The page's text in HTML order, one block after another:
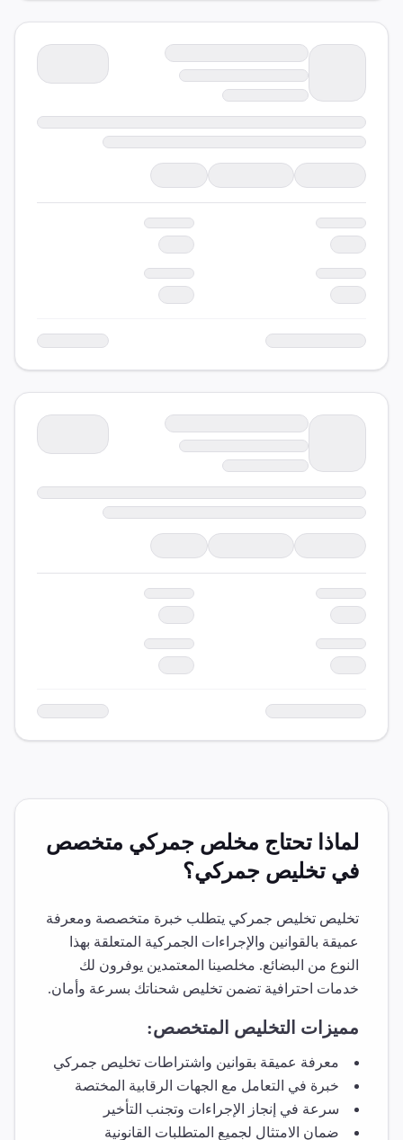
لماذا تحتاج مخلص جمركي متخصص
في تخليص جمركي؟
تخليص تخليص جمركي يتطلب خبرة متخصصة ومعرفة
عميقة بالقوانين والإجراءات الجمركية المتعلقة بهذا
النوع من البضائع. مخلصينا المعتمدين يوفرون لك
خدمات احترافية تضمن تخليص شحناتك بسرعة وأمان.
مميزات التخليص المتخصص:
معرفة عميقة بقوانين واشتراطات تخليص جمركي
خبرة في التعامل مع الجهات الرقابية المختصة
سرعة في إنجاز الإجراءات وتجنب التأخير
ضمان الامتثال لجميع المتطلبات القانونية